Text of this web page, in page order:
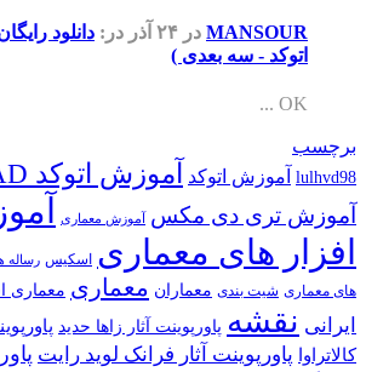
MANSOUR در ۲۴ آذر در: دانلود
اتوکد - سه بعدی )
OK ...
برچسب
lulhvd98 آموزش اتوکد آموزش اتوکد Auto CAD
آموزش تری دی مکس آموزش معماری
افزار های معماری اسکیس رساله
های معماری شیت بندی معماران معماری معماری
ایرانی نقشه پاورپوینت آثار زاها حدید
کالاتراوا پاورپوینت آثار فرانک لوید رایت